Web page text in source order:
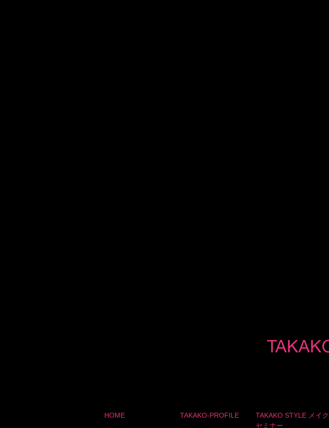
HOME TAKAKO-PROFILE
TAKAKO STYLE メイク
セミナー